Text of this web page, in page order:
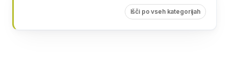
Išči po vseh kategorijah